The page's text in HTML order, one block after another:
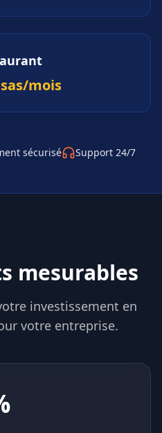
mois
sécurisé Support 24/7
mesurables
investissement en
votre entreprise.